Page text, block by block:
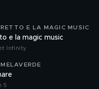
E LA MAGIC MUSIC
e la magic music
Infinity
5